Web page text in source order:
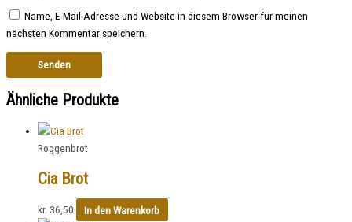
Name, E-Mail-Adresse und Website in diesem Browser für meinen
nächsten Kommentar speichern.
Ähnliche Produkte
Roggenbrot
Cia Brot
kr. 36,50 In den Warenkorb